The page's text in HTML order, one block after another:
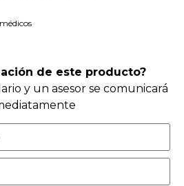
de este producto?
y un asesor se comunicará